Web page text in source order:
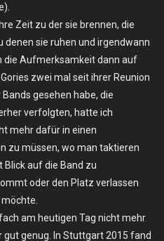
Zeit zu der sie brennen, die
denen sie ruhen und irgendwann
die Aufmerksamkeit dann auf
zwei mal seit ihrer Reunion
gesehen habe, die
verfolgten, hatte ich
mehr dafür in einen
zu müssen, wo man taktieren
auf die Band zu
oder den Platz verlassen
am heutigen Tag nicht mehr
genug. In Stuttgart 2015 fand